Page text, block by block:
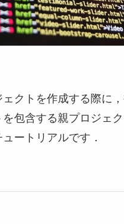
クトを作成する際に
包含する親プロジェ
ートリアルです．